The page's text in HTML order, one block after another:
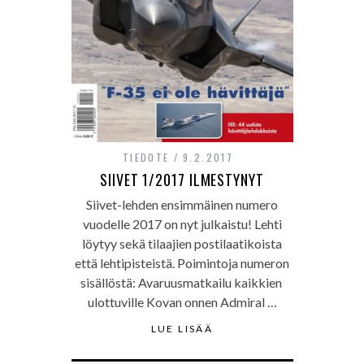
TIEDOTE 9.2.2017
SIIVET 1/2017 ILMESTYNYT
Siivet-lehden ensimmäinen numero
vuodelle 2017 on nyt julkaistu! Lehti
löytyy sekä tilaajien postilaatikoista
että lehtipisteistä. Poimintoja numeron
sisällöstä: Avaruusmatkailu kaikkien
ulottuville Kovan onnen Admiral …
LUE LISÄÄ